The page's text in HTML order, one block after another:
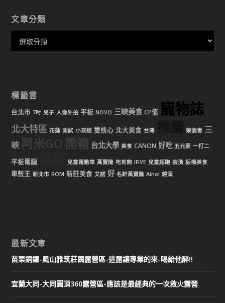
文章分類
標籤雲
台北市 7吋 兒子 人像外拍 平板 NOVO 三峽美食 CP值 寵物誌
北大特區 花蓮 測試 小孩經 雙核心 北大美食 台灣 樂園毒 三
峽 阿米GO 開箱 台北大學 美食 CANON 好吃 五元素 一打二
平板電腦 兒童電動車 萬寶隆 吃到飽 IFIVE 兒童超跑 裝潢 板橋美食
車殼王 新北市 ROM 新莊美食 艾諾 好 名軒萬寶隆 Ainol 鏡頭
最新文章
苗栗銅鑼-風山雅筑莊園露營區-這露讓專業的來-喝給他醉!!
宜蘭大同-大同圓頂360露營區-應該是最經典的一次救火露營